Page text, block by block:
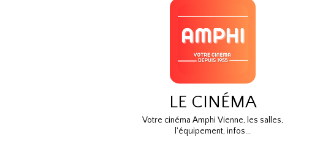
LE CINÉMA
Votre cinéma Amphi Vienne, les salles,
l'équipement, infos...